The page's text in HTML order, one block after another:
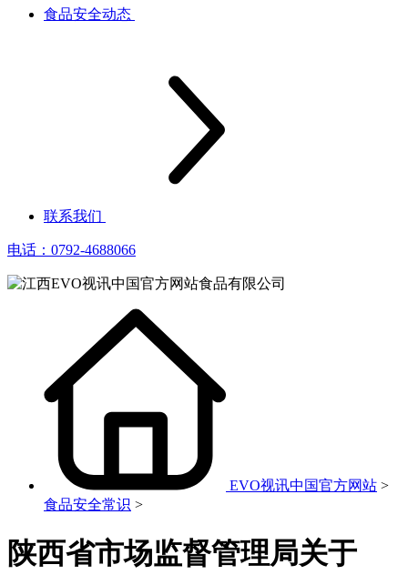
食品安全动态
联系我们
电话：0792-4688066
EVO视讯中国官方网站 >
食品安全常识 >
陕西省市场监督管理局关于